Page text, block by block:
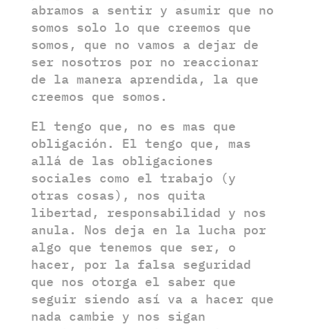
abramos a sentir y asumir que no
somos solo lo que creemos que
somos, que no vamos a dejar de
ser nosotros por no reaccionar
de la manera aprendida, la que
creemos que somos.
El tengo que, no es mas que
obligación. El tengo que, mas
allá de las obligaciones
sociales como el trabajo (y
otras cosas), nos quita
libertad, responsabilidad y nos
anula. Nos deja en la lucha por
algo que tenemos que ser, o
hacer, por la falsa seguridad
que nos otorga el saber que
seguir siendo así va a hacer que
nada cambie y nos sigan